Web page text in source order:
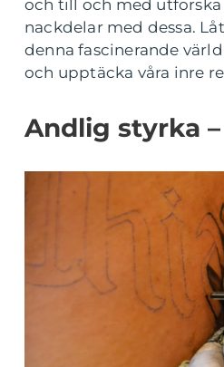
och till och med
nackdelar med dessa.
denna fascinerande
och upptäcka våra inre
Andlig styrka